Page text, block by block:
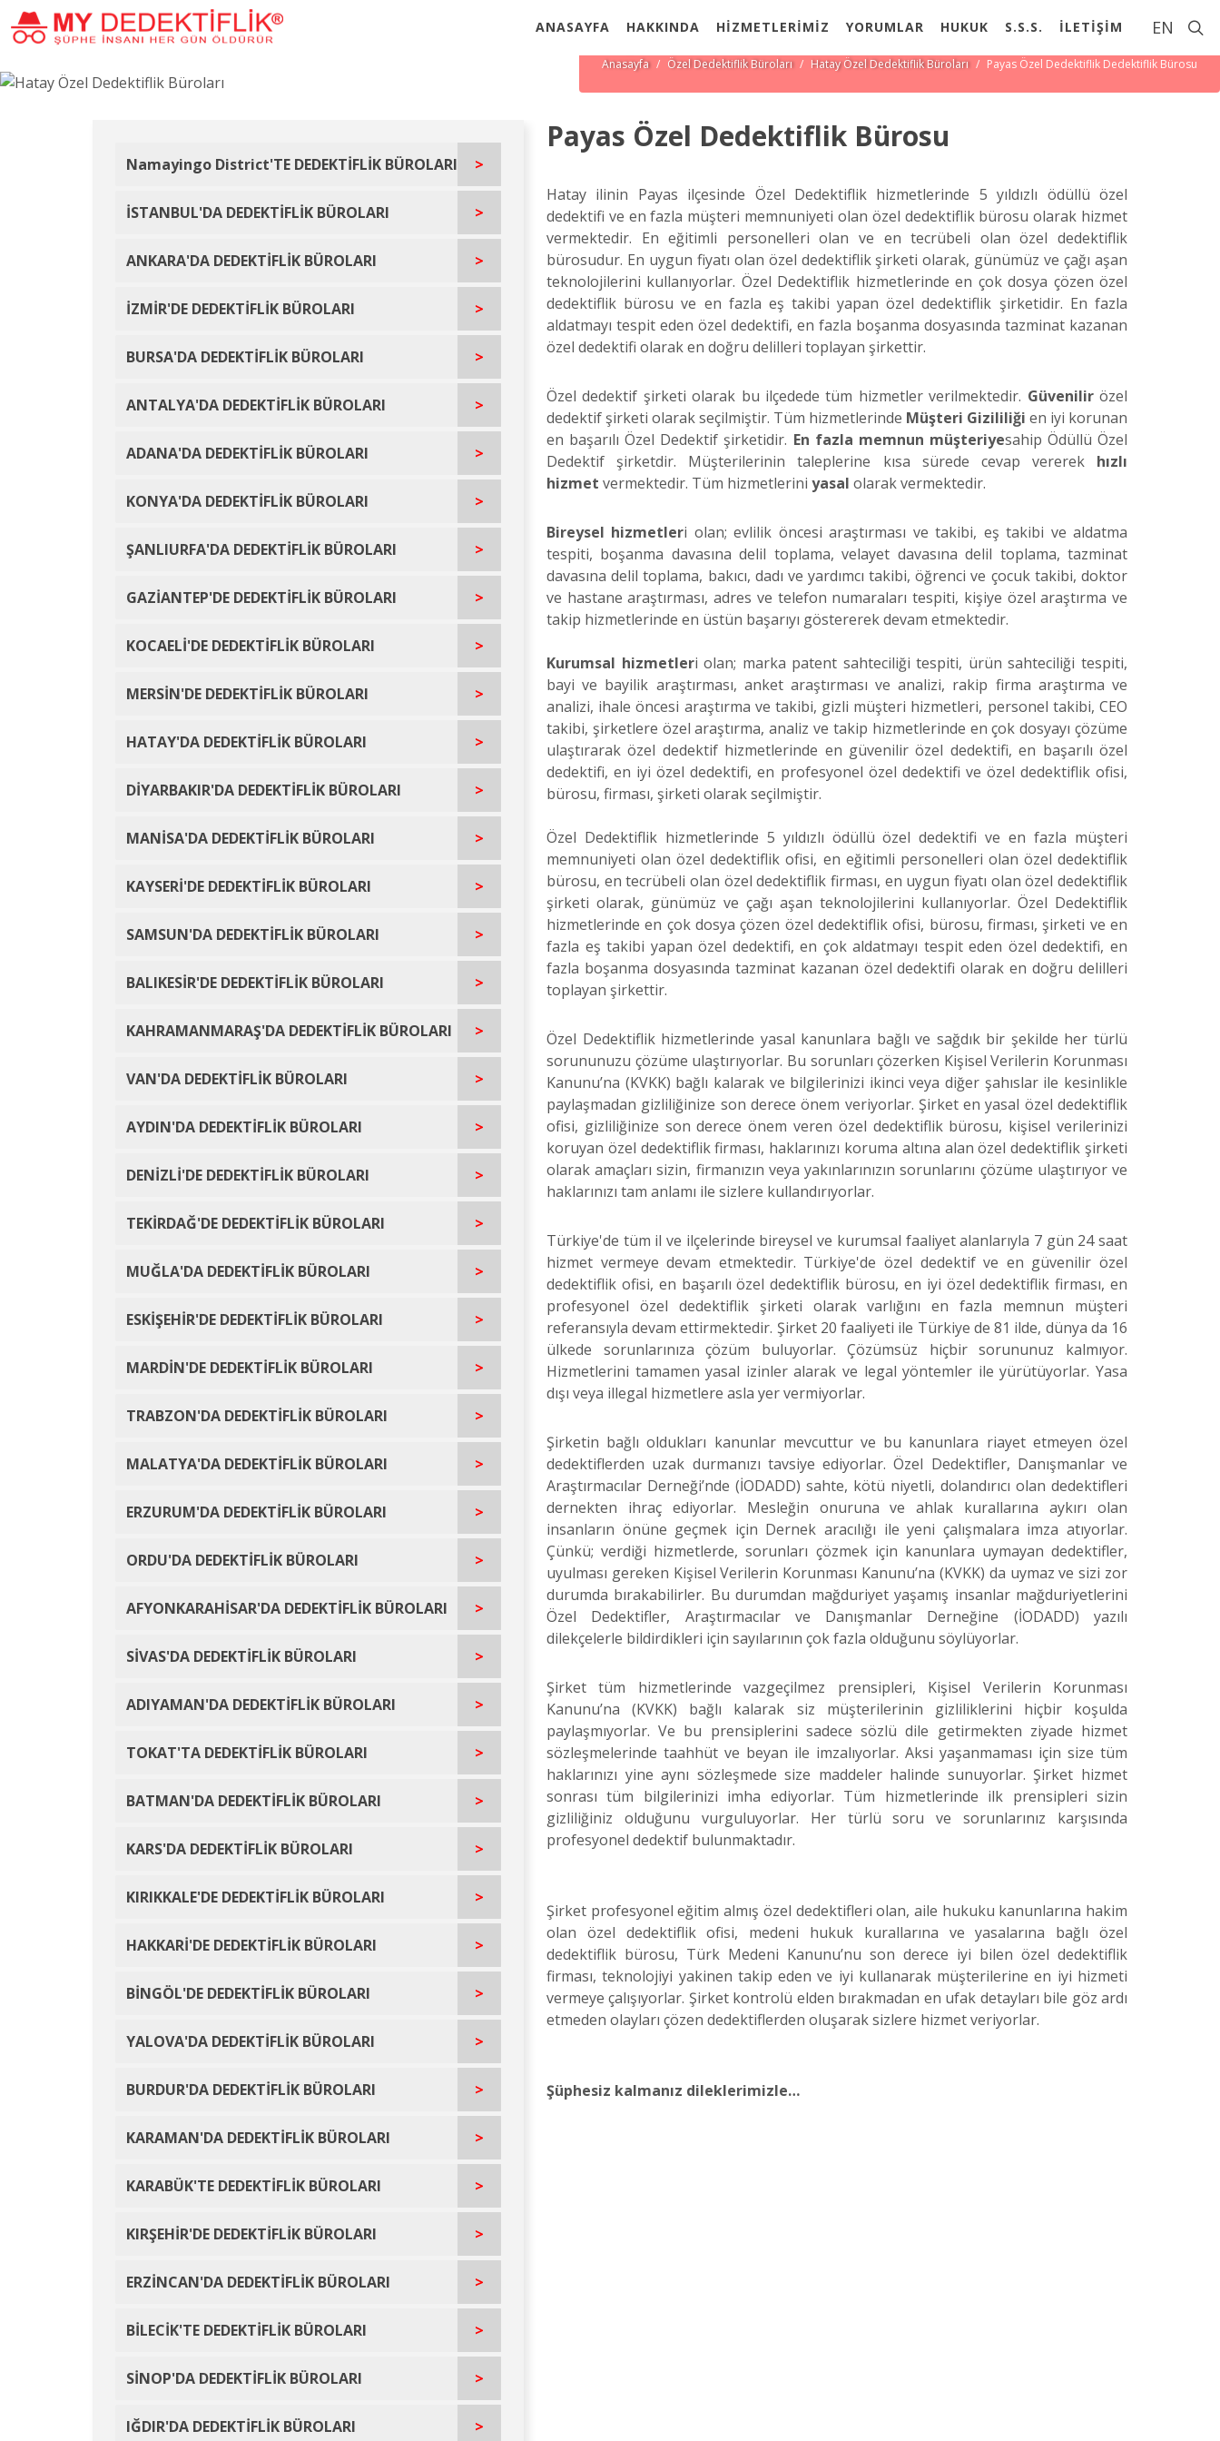
EN
ANASAYFA HAKKINDA HİZMETLERİMİZ YORUMLAR HUKUK S.S.S. İLETİŞİM
Anasayfa Özel Dedektiflik Büroları Hatay Özel Dedektiflik Büroları Payas Özel Dedektiflik Dedektiflik Bürosu
Namayingo District'TE DEDEKTİFLİK BÜROLARI >
İSTANBUL'DA DEDEKTİFLİK BÜROLARI >
ANKARA'DA DEDEKTİFLİK BÜROLARI >
İZMİR'DE DEDEKTİFLİK BÜROLARI >
BURSA'DA DEDEKTİFLİK BÜROLARI >
ANTALYA'DA DEDEKTİFLİK BÜROLARI >
ADANA'DA DEDEKTİFLİK BÜROLARI >
KONYA'DA DEDEKTİFLİK BÜROLARI >
ŞANLIURFA'DA DEDEKTİFLİK BÜROLARI >
GAZİANTEP'DE DEDEKTİFLİK BÜROLARI >
KOCAELİ'DE DEDEKTİFLİK BÜROLARI >
MERSİN'DE DEDEKTİFLİK BÜROLARI >
HATAY'DA DEDEKTİFLİK BÜROLARI >
DİYARBAKIR'DA DEDEKTİFLİK BÜROLARI >
MANİSA'DA DEDEKTİFLİK BÜROLARI >
KAYSERİ'DE DEDEKTİFLİK BÜROLARI >
SAMSUN'DA DEDEKTİFLİK BÜROLARI >
BALIKESİR'DE DEDEKTİFLİK BÜROLARI >
KAHRAMANMARAŞ'DA DEDEKTİFLİK BÜROLARI >
VAN'DA DEDEKTİFLİK BÜROLARI >
AYDIN'DA DEDEKTİFLİK BÜROLARI >
DENİZLİ'DE DEDEKTİFLİK BÜROLARI >
TEKİRDAĞ'DE DEDEKTİFLİK BÜROLARI >
MUĞLA'DA DEDEKTİFLİK BÜROLARI >
ESKİŞEHİR'DE DEDEKTİFLİK BÜROLARI >
MARDİN'DE DEDEKTİFLİK BÜROLARI >
TRABZON'DA DEDEKTİFLİK BÜROLARI >
MALATYA'DA DEDEKTİFLİK BÜROLARI >
ERZURUM'DA DEDEKTİFLİK BÜROLARI >
ORDU'DA DEDEKTİFLİK BÜROLARI >
AFYONKARAHİSAR'DA DEDEKTİFLİK BÜROLARI >
SİVAS'DA DEDEKTİFLİK BÜROLARI >
ADIYAMAN'DA DEDEKTİFLİK BÜROLARI >
TOKAT'TA DEDEKTİFLİK BÜROLARI >
BATMAN'DA DEDEKTİFLİK BÜROLARI >
KARS'DA DEDEKTİFLİK BÜROLARI >
KIRIKKALE'DE DEDEKTİFLİK BÜROLARI >
HAKKARİ'DE DEDEKTİFLİK BÜROLARI >
BİNGÖL'DE DEDEKTİFLİK BÜROLARI >
YALOVA'DA DEDEKTİFLİK BÜROLARI >
BURDUR'DA DEDEKTİFLİK BÜROLARI >
KARAMAN'DA DEDEKTİFLİK BÜROLARI >
KARABÜK'TE DEDEKTİFLİK BÜROLARI >
KIRŞEHİR'DE DEDEKTİFLİK BÜROLARI >
ERZİNCAN'DA DEDEKTİFLİK BÜROLARI >
BİLECİK'TE DEDEKTİFLİK BÜROLARI >
SİNOP'DA DEDEKTİFLİK BÜROLARI >
IĞDIR'DA DEDEKTİFLİK BÜROLARI >
Payas Özel Dedektiflik Bürosu
Hatay ilinin Payas ilçesinde Özel Dedektiflik hizmetlerinde 5 yıldızlı ödüllü özel
dedektifi ve en fazla müşteri memnuniyeti olan özel dedektiflik bürosu olarak hizmet
vermektedir. En eğitimli personelleri olan ve en tecrübeli olan özel dedektiflik
bürosudur. En uygun fiyatı olan özel dedektiflik şirketi olarak, günümüz ve çağı aşan
teknolojilerini kullanıyorlar. Özel Dedektiflik hizmetlerinde en çok dosya çözen özel
dedektiflik bürosu ve en fazla eş takibi yapan özel dedektiflik şirketidir. En fazla
aldatmayı tespit eden özel dedektifi, en fazla boşanma dosyasında tazminat kazanan
özel dedektifi olarak en doğru delilleri toplayan şirkettir.
Özel dedektif şirketi olarak bu ilçedede tüm hizmetler verilmektedir. Güvenilirözel
dedektif şirketi olarak seçilmiştir. Tüm hizmetlerinde Müşteri Gizililiği en iyi korunan
en başarılı Özel Dedektif şirketidir. En fazla memnun müşteriyesahip Ödüllü Özel
Dedektif şirketdir. Müşterilerinin taleplerine kısa sürede cevap vererek hızlı
hizmet vermektedir. Tüm hizmetlerini yasal olarak vermektedir.
Bireysel hizmetleri olan; evlilik öncesi araştırması ve takibi, eş takibi ve aldatma
tespiti, boşanma davasına delil toplama, velayet davasına delil toplama, tazminat
davasına delil toplama, bakıcı, dadı ve yardımcı takibi, öğrenci ve çocuk takibi, doktor
ve hastane araştırması, adres ve telefon numaraları tespiti, kişiye özel araştırma ve
takip hizmetlerinde en üstün başarıyı göstererek devam etmektedir.
Kurumsal hizmetleri olan; marka patent sahteciliği tespiti, ürün sahteciliği tespiti,
bayi ve bayilik araştırması, anket araştırması ve analizi, rakip firma araştırma ve
analizi, ihale öncesi araştırma ve takibi, gizli müşteri hizmetleri, personel takibi, CEO
takibi, şirketlere özel araştırma, analiz ve takip hizmetlerinde en çok dosyayı çözüme
ulaştırarak özel dedektif hizmetlerinde en güvenilir özel dedektifi, en başarılı özel
dedektifi, en iyi özel dedektifi, en profesyonel özel dedektifi ve özel dedektiflik ofisi,
bürosu, firması, şirketi olarak seçilmiştir.
Özel Dedektiflik hizmetlerinde 5 yıldızlı ödüllü özel dedektifi ve en fazla müşteri
memnuniyeti olan özel dedektiflik ofisi, en eğitimli personelleri olan özel dedektiflik
bürosu, en tecrübeli olan özel dedektiflik firması, en uygun fiyatı olan özel dedektiflik
şirketi olarak, günümüz ve çağı aşan teknolojilerini kullanıyorlar. Özel Dedektiflik
hizmetlerinde en çok dosya çözen özel dedektiflik ofisi, bürosu, firması, şirketi ve en
fazla eş takibi yapan özel dedektifi, en çok aldatmayı tespit eden özel dedektifi, en
fazla boşanma dosyasında tazminat kazanan özel dedektifi olarak en doğru delilleri
toplayan şirkettir.
Özel Dedektiflik hizmetlerinde yasal kanunlara bağlı ve sağdık bir şekilde her türlü
sorununuzu çözüme ulaştırıyorlar. Bu sorunları çözerken Kişisel Verilerin Korunması
Kanunu’na (KVKK) bağlı kalarak ve bilgilerinizi ikinci veya diğer şahıslar ile kesinlikle
paylaşmadan gizliliğinize son derece önem veriyorlar. Şirket en yasal özel dedektiflik
ofisi, gizliliğinize son derece önem veren özel dedektiflik bürosu, kişisel verilerinizi
koruyan özel dedektiflik firması, haklarınızı koruma altına alan özel dedektiflik şirketi
olarak amaçları sizin, firmanızın veya yakınlarınızın sorunlarını çözüme ulaştırıyor ve
haklarınızı tam anlamı ile sizlere kullandırıyorlar.
Türkiye'de tüm il ve ilçelerinde bireysel ve kurumsal faaliyet alanlarıyla 7 gün 24 saat
hizmet vermeye devam etmektedir. Türkiye'de özel dedektif ve en güvenilir özel
dedektiflik ofisi, en başarılı özel dedektiflik bürosu, en iyi özel dedektiflik firması, en
profesyonel özel dedektiflik şirketi olarak varlığını en fazla memnun müşteri
referansıyla devam ettirmektedir. Şirket 20 faaliyeti ile Türkiye de 81 ilde, dünya da 16
ülkede sorunlarınıza çözüm buluyorlar. Çözümsüz hiçbir sorununuz kalmıyor.
Hizmetlerini tamamen yasal izinler alarak ve legal yöntemler ile yürütüyorlar. Yasa
dışı veya illegal hizmetlere asla yer vermiyorlar.
Şirketin bağlı oldukları kanunlar mevcuttur ve bu kanunlara riayet etmeyen özel
dedektiflerden uzak durmanızı tavsiye ediyorlar. Özel Dedektifler, Danışmanlar ve
Araştırmacılar Derneği’nde (İODADD) sahte, kötü niyetli, dolandırıcı olan dedektifleri
dernekten ihraç ediyorlar. Mesleğin onuruna ve ahlak kurallarına aykırı olan
insanların önüne geçmek için Dernek aracılığı ile yeni çalışmalara imza atıyorlar.
Çünkü; verdiği hizmetlerde, sorunları çözmek için kanunlara uymayan dedektifler,
uyulması gereken Kişisel Verilerin Korunması Kanunu’na (KVKK) da uymaz ve sizi zor
durumda bırakabilirler. Bu durumdan mağduriyet yaşamış insanlar mağduriyetlerini
Özel Dedektifler, Araştırmacılar ve Danışmanlar Derneğine (İODADD) yazılı
dilekçelerle bildirdikleri için sayılarının çok fazla olduğunu söylüyorlar.
Şirket tüm hizmetlerinde vazgeçilmez prensipleri, Kişisel Verilerin Korunması
Kanunu’na (KVKK) bağlı kalarak siz müşterilerinin gizliliklerini hiçbir koşulda
paylaşmıyorlar. Ve bu prensiplerini sadece sözlü dile getirmekten ziyade hizmet
sözleşmelerinde taahhüt ve beyan ile imzalıyorlar. Aksi yaşanmaması için size tüm
haklarınızı yine aynı sözleşmede size maddeler halinde sunuyorlar. Şirket hizmet
sonrası tüm bilgilerinizi imha ediyorlar. Tüm hizmetlerinde ilk prensipleri sizin
gizliliğiniz olduğunu vurguluyorlar. Her türlü soru ve sorunlarınız karşısında
profesyonel dedektif bulunmaktadır.
Şirket profesyonel eğitim almış özel dedektifleri olan, aile hukuku kanunlarına hakim
olan özel dedektiflik ofisi, medeni hukuk kurallarına ve yasalarına bağlı özel
dedektiflik bürosu, Türk Medeni Kanunu’nu son derece iyi bilen özel dedektiflik
firması, teknolojiyi yakinen takip eden ve iyi kullanarak müşterilerine en iyi hizmeti
vermeye çalışıyorlar. Şirket kontrolü elden bırakmadan en ufak detayları bile göz ardı
etmeden olayları çözen dedektiflerden oluşarak sizlere hizmet veriyorlar.
Şüphesiz kalmanız dileklerimizle…